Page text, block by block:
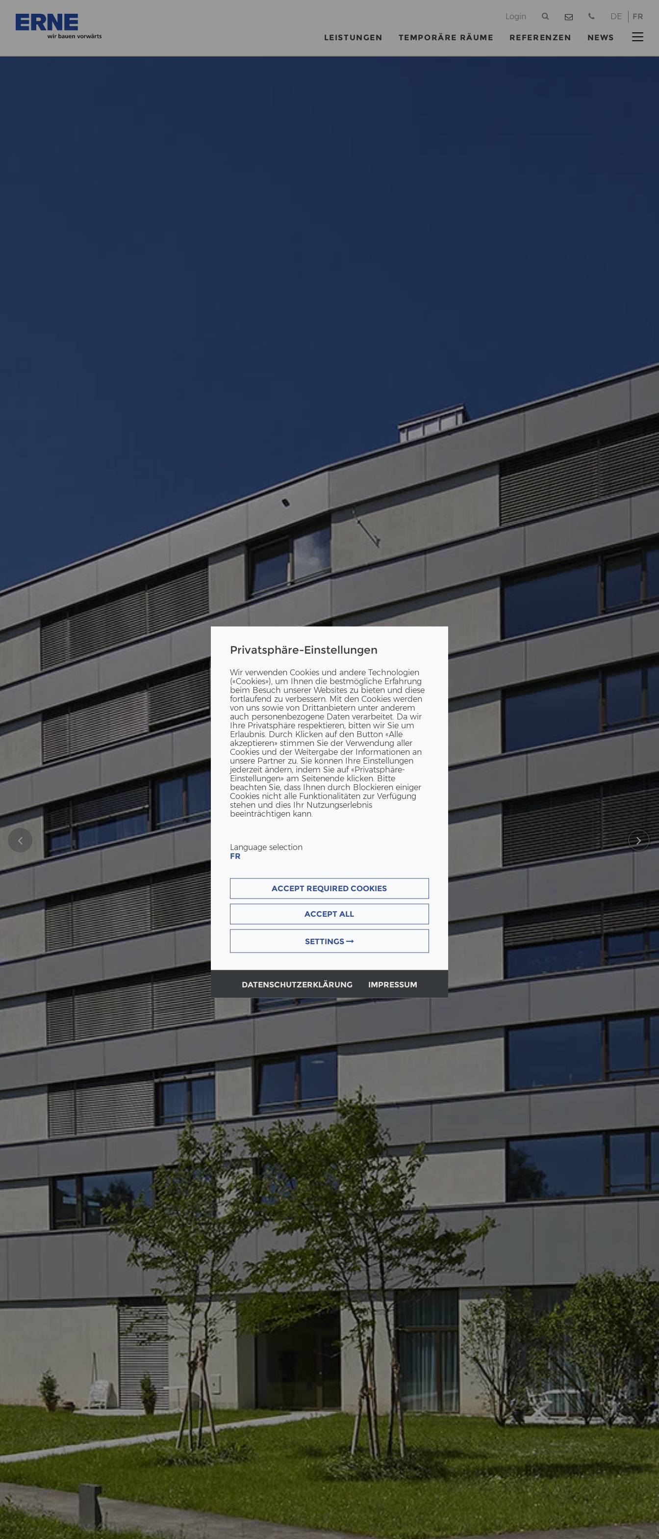
Privatsphäre-Einstellungen
Wir verwenden Cookies und andere Technologien
(«Cookies»), um Ihnen die bestmögliche Erfahrung
beim Besuch unserer Websites zu bieten und diese
fortlaufend zu verbessern. Mit den Cookies werden
von uns sowie von Drittanbietern unter anderem
auch personenbezogene Daten verarbeitet. Da wir
Ihre Privatsphäre respektieren, bitten wir Sie um
Erlaubnis. Durch Klicken auf den Button «Alle
akzeptieren» stimmen Sie der Verwendung aller
Cookies und der Weitergabe der Informationen an
unsere Partner zu. Sie können Ihre Einstellungen
jederzeit ändern, indem Sie auf «Privatsphäre-
Einstellungen» am Seitenende klicken. Bitte
beachten Sie, dass Ihnen durch Blockieren einiger
Cookies nicht alle Funktionalitäten zur Verfügung
stehen und dies Ihr Nutzungserlebnis
beeinträchtigen kann.
Language selection
FR
ACCEPT REQUIRED COOKIES
ACCEPT ALL
SETTINGS
DATENSCHUTZERKLÄRUNG IMPRESSUM
DE FR
Login
LEISTUNGEN TEMPORÄRE RÄUME REFERENZEN NEWS